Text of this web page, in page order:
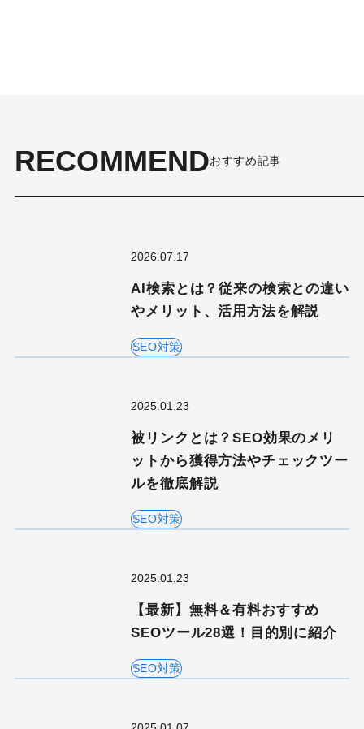
RECOMMENDおすすめ記事
2026.07.17
AI検索とは？従来の検索との違い
やメリット、活用方法を解説
SEO対策
2025.01.23
被リンクとは？SEO効果のメリ
ットから獲得方法やチェックツー
ルを徹底解説
SEO対策
2025.01.23
【最新】無料＆有料おすすめ
SEOツール28選！目的別に紹介
SEO対策